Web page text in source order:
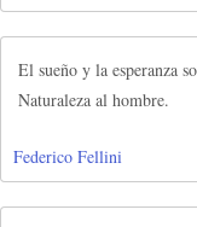
El sueño y la esperanza
Naturaleza al hombre.
Federico Fellini